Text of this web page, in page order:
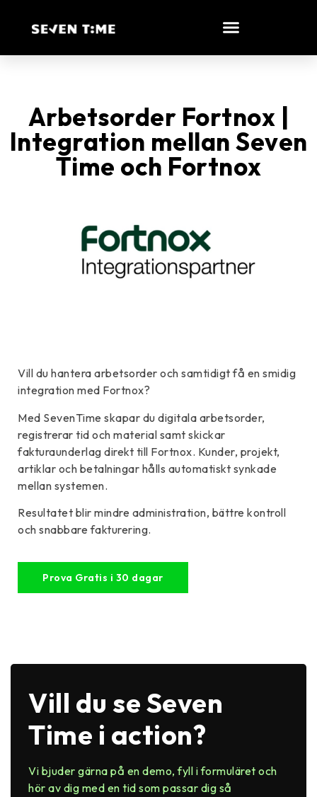
Arbetsorder Fortnox |
Integration mellan Seven
Time och Fortnox
Vill du hantera arbetsorder och samtidigt få en smidig
integration med Fortnox?
Med SevenTime skapar du digitala arbetsorder,
registrerar tid och material samt skickar
fakturaunderlag direkt till Fortnox. Kunder, projekt,
artiklar och betalningar hålls automatiskt synkade
mellan systemen.
Resultatet blir mindre administration, bättre kontroll
och snabbare fakturering.
Prova Gratis i 30 dagar
Vill du se Seven
Time i action?
Vi bjuder gärna på en demo, fyll i formuläret och
hör av dig med en tid som passar dig så